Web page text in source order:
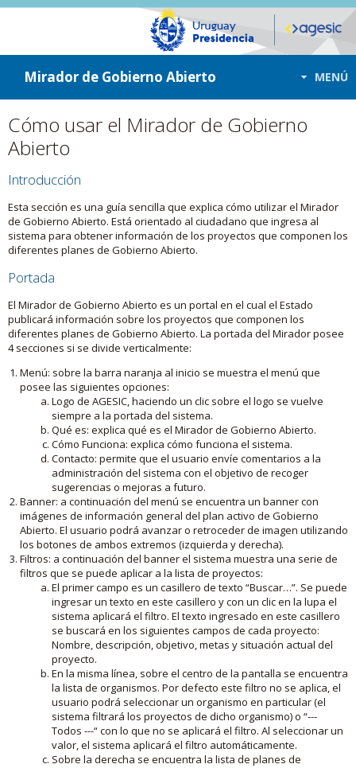
ir a contenido
ir al menú
Mirador de Gobierno Abierto MENÚ
Cómo usar el Mirador de Gobierno
Abierto
Introducción
Esta sección es una guía sencilla que explica cómo utilizar el Mirador
de Gobierno Abierto. Está orientado al ciudadano que ingresa al
sistema para obtener información de los proyectos que componen los
diferentes planes de Gobierno Abierto.
Portada
El Mirador de Gobierno Abierto es un portal en el cual el Estado
publicará información sobre los proyectos que componen los
diferentes planes de Gobierno Abierto. La portada del Mirador posee
4 secciones si se divide verticalmente:
Menú: sobre la barra naranja al inicio se muestra el menú que
posee las siguientes opciones:
Logo de AGESIC, haciendo un clic sobre el logo se vuelve
siempre a la portada del sistema.
Qué es: explica qué es el Mirador de Gobierno Abierto.
Cómo Funciona: explica cómo funciona el sistema.
Contacto: permite que el usuario envíe comentarios a la
administración del sistema con el objetivo de recoger
sugerencias o mejoras a futuro.
Banner: a continuación del menú se encuentra un banner con
imágenes de información general del plan activo de Gobierno
Abierto. El usuario podrá avanzar o retroceder de imagen utilizando
los botones de ambos extremos (izquierda y derecha).
Filtros: a continuación del banner el sistema muestra una serie de
filtros que se puede aplicar a la lista de proyectos:
El primer campo es un casillero de texto “Buscar…”. Se puede
ingresar un texto en este casillero y con un clic en la lupa el
sistema aplicará el filtro. El texto ingresado en este casillero
se buscará en los siguientes campos de cada proyecto:
Nombre, descripción, objetivo, metas y situación actual del
proyecto.
En la misma línea, sobre el centro de la pantalla se encuentra
la lista de organismos. Por defecto este filtro no se aplica, el
usuario podrá seleccionar un organismo en particular (el
sistema filtrará los proyectos de dicho organismo) o “---
Todos ---“ con lo que no se aplicará el filtro. Al seleccionar un
valor, el sistema aplicará el filtro automáticamente.
Sobre la derecha se encuentra la lista de planes de